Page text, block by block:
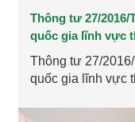
Thông tư 27/2016/
quốc gia lĩnh vực
Thông tư 27/
quốc gia lĩnh vực